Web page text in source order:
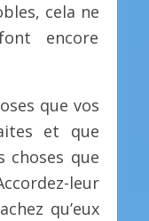
cela ne
encore
que vos
et que
choses que
leur
qu’eux